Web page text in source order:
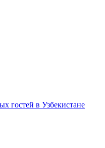
гостей в Узбекистане